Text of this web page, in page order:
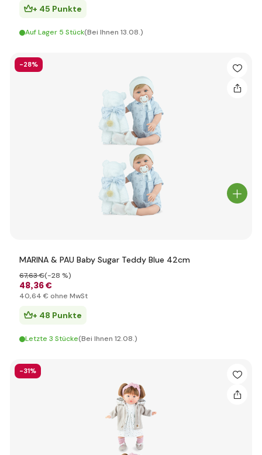
+ 45 Punkte
Auf Lager 5 Stück(Bei Ihnen 13.08.)
-28%
MARINA & PAU Baby Sugar Teddy Blue 42cm
48,36 €
67,63 €(-28 %)
40,64 € ohne MwSt
+ 48 Punkte
Letzte 3 Stücke(Bei Ihnen 12.08.)
-31%